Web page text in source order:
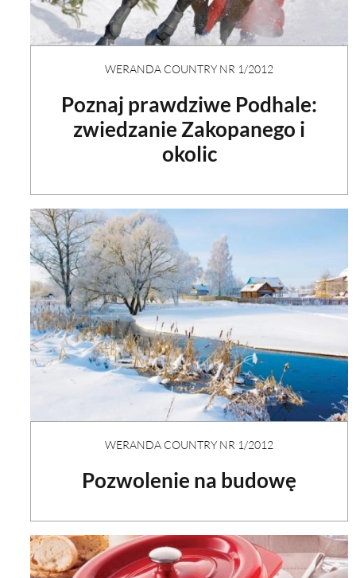
WERANDA COUNTRY NR 1/2012
Poznaj prawdziwe Podhale:
zwiedzanie Zakopanego i
okolic
WERANDA COUNTRY NR 1/2012
Pozwolenie na budowę